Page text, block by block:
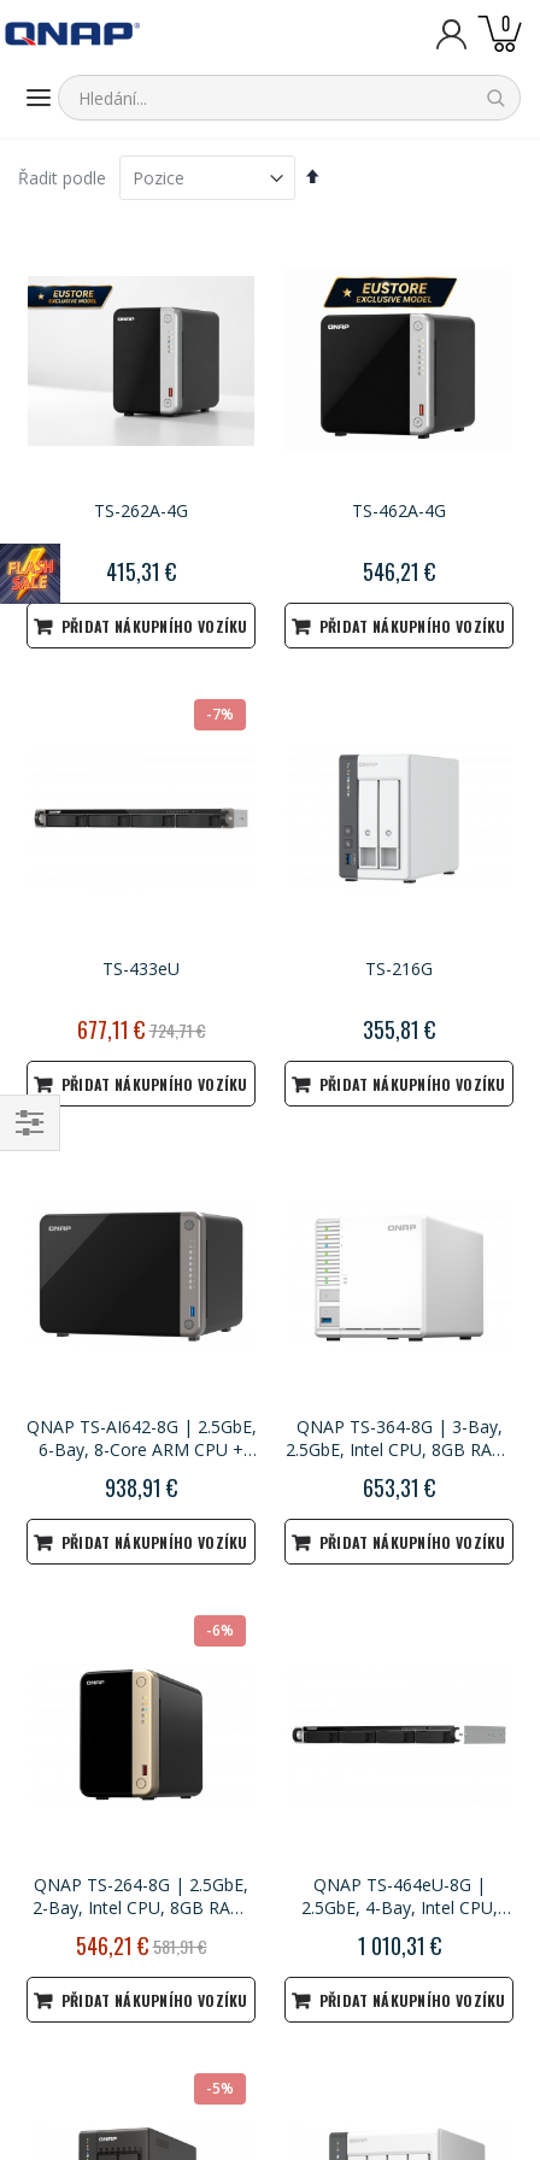
Košík
0
Řadit podle
Nastavit
TS-262A-4G
415,31 €
PŘIDAT NÁKUPNÍHO VOZÍKU
TS-462A-4G
546,21 €
PŘIDAT NÁKUPNÍHO VOZÍKU
-7%
TS-433eU
Akční
cena
677,11 €724,71 €
PŘIDAT NÁKUPNÍHO VOZÍKU
TS-216G
355,81 €
PŘIDAT NÁKUPNÍHO VOZÍKU
QNAP TS-AI642-8G | 2.5GbE,
6-Bay, 8-Core ARM CPU +
NAS
938,91 €
PŘIDAT NÁKUPNÍHO VOZÍKU
QNAP TS-364-8G | 3-Bay,
2.5GbE, Intel CPU, 8GB RAM,
653,31 €
PŘIDAT NÁKUPNÍHO VOZÍKU
-6%
QNAP TS-264-8G | 2.5GbE,
2-Bay, Intel CPU, 8GB RAM,
NAS
Akční
cena
546,21 €581,91 €
PŘIDAT NÁKUPNÍHO VOZÍKU
QNAP TS-464eU-8G |
2.5GbE, 4-Bay, Intel CPU,
short-depth Rackmount
1 010,31 €
PŘIDAT NÁKUPNÍHO VOZÍKU
-5%
Navigace